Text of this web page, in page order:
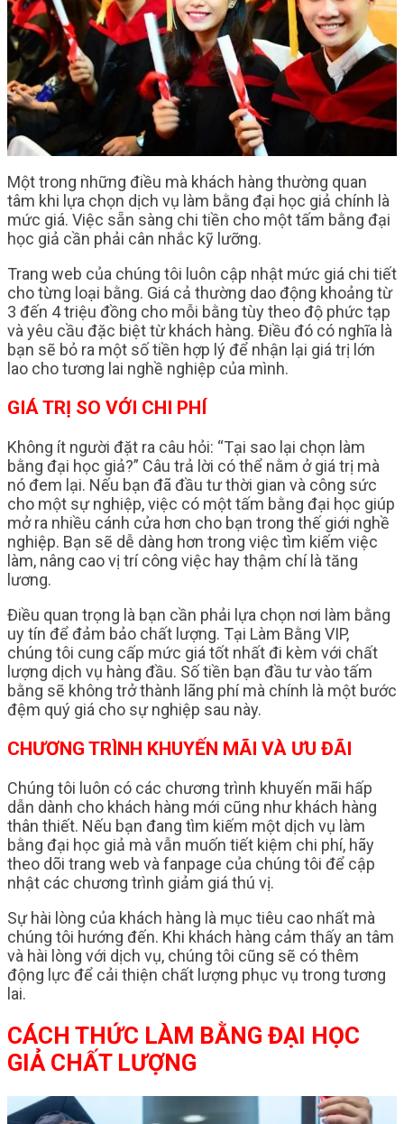
Một trong những điều mà khách hàng thường quan
tâm khi lựa chọn dịch vụ làm bằng đại học giả chính là
mức giá. Việc sẵn sàng chi tiền cho một tấm bằng đại
học giả cần phải cân nhắc kỹ lưỡng.
Trang web của chúng tôi luôn cập nhật mức giá chi tiết
cho từng loại bằng. Giá cả thường dao động khoảng từ
3 đến 4 triệu đồng cho mỗi bằng tùy theo độ phức tạp
và yêu cầu đặc biệt từ khách hàng. Điều đó có nghĩa là
bạn sẽ bỏ ra một số tiền hợp lý để nhận lại giá trị lớn
lao cho tương lai nghề nghiệp của mình.
GIÁ TRỊ SO VỚI CHI PHÍ
Không ít người đặt ra câu hỏi: “Tại sao lại chọn làm
bằng đại học giả?” Câu trả lời có thể nằm ở giá trị mà
nó đem lại. Nếu bạn đã đầu tư thời gian và công sức
cho một sự nghiệp, việc có một tấm bằng đại học giúp
mở ra nhiều cánh cửa hơn cho bạn trong thế giới nghề
nghiệp. Bạn sẽ dễ dàng hơn trong việc tìm kiếm việc
làm, nâng cao vị trí công việc hay thậm chí là tăng
lương.
Điều quan trọng là bạn cần phải lựa chọn nơi làm bằng
uy tín để đảm bảo chất lượng. Tại Làm Bằng VIP,
chúng tôi cung cấp mức giá tốt nhất đi kèm với chất
lượng dịch vụ hàng đầu. Số tiền bạn đầu tư vào tấm
bằng sẽ không trở thành lãng phí mà chính là một bước
đệm quý giá cho sự nghiệp sau này.
CHƯƠNG TRÌNH KHUYẾN MÃI VÀ ƯU ĐÃI
Chúng tôi luôn có các chương trình khuyến mãi hấp
dẫn dành cho khách hàng mới cũng như khách hàng
thân thiết. Nếu bạn đang tìm kiếm một dịch vụ làm
bằng đại học giả mà vẫn muốn tiết kiệm chi phí, hãy
theo dõi trang web và fanpage của chúng tôi để cập
nhật các chương trình giảm giá thú vị.
Sự hài lòng của khách hàng là mục tiêu cao nhất mà
chúng tôi hướng đến. Khi khách hàng cảm thấy an tâm
và hài lòng với dịch vụ, chúng tôi cũng sẽ có thêm
động lực để cải thiện chất lượng phục vụ trong tương
lai.
CÁCH THỨC LÀM BẰNG ĐẠI HỌC
GIẢ CHẤT LƯỢNG